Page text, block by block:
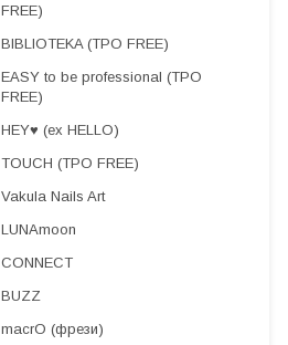
FREE)
BIBLIOTEKA (TPO FREE)
EASY to be professional (TPO
FREE)
HEY♥ (ex HELLO)
TOUCH (TPO FREE)
Vakula Nails Art
LUNAmoon
CONNECT
BUZZ
macrO (фрези)